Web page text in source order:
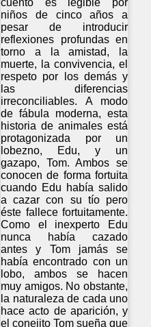
niños de cinco años a
pesar de introducir
reflexiones profundas en
torno a la amistad, la
muerte, la convivencia, el
respeto por los demás y
las diferencias
irreconciliables. A modo
de fábula moderna, esta
historia de animales está
protagonizada por un
lobezno, Edu, y un
gazapo, Tom. Ambos se
conocen de forma fortuita
cuando Edu había salido
a cazar con su tío pero
éste fallece fortuitamente.
Como el inexperto Edu
nunca había cazado
antes y Tom jamás se
había encontrado con un
lobo, ambos se hacen
muy amigos. No obstante,
la naturaleza de cada uno
hace acto de aparición, y
el conejito Tom sueña que